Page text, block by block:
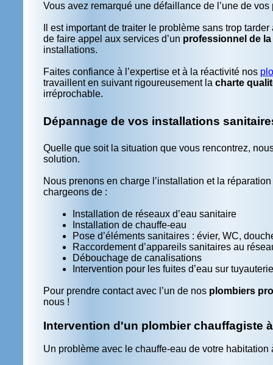
Vous avez remarqué une défaillance de l’une de
Il est important de traiter le problème sans trop
de faire appel aux services d’un professionnel de
installations.
Faites confiance à l’expertise et à la réactivité nos
travaillent en suivant rigoureusement la charte
irréprochable.
Dépannage de vos installations
Quelle que soit la situation que vous rencontrez,
solution.
Nous prenons en charge l’installation et la
chargeons de :
Installation de réseaux d’eau sanitaire
Installation de chauffe-eau
Pose d’éléments sanitaires : évier, WC,
Raccordement d’appareils sanitaires au
Débouchage de canalisations
Intervention pour les fuites d’eau sur tuyauterie
Pour prendre contact avec l’un de nos plombiers
nous !
Intervention d'un plombier chauffagiste
Un problème avec le chauffe-eau de votre habitation